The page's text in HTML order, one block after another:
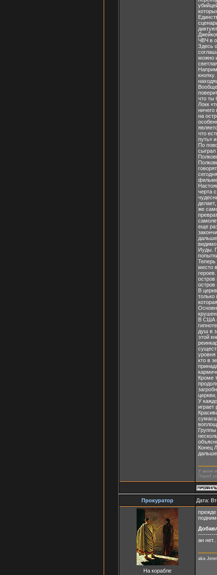
ЧВЧ в
Здесь
можно
что ты
Локк
ничего
на
что
путь»
По
черта
же
еще
видимо
Иуды.
Теперь
место
остров
остров
В
только
В США
душ в
этой
уровня
кто в
Кроме
У
играет
Конец
У меня
Перед
Прокуратор Дата:
На корабле
ан
aka